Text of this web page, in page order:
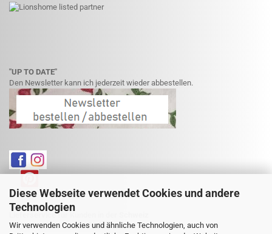
Diese Webseite verwendet Cookies und andere
Technologien
Wir verwenden Cookies und ähnliche Technologien, auch von
"UP TO DATE"
Den Newsletter kann ich jederzeit wieder abbestellen.
Lieferservice für Kunden in der Schweiz
Weitere Informationen finden Sie hier: